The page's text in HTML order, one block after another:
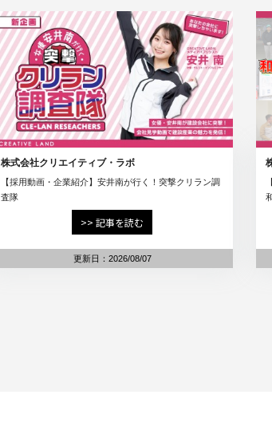
株式会社クリエイティブ・ラボ
【採用動画・企業紹介】安井南が行く！突撃クリラン調
査隊
>> 記事を読む
更新日：2026/08/07